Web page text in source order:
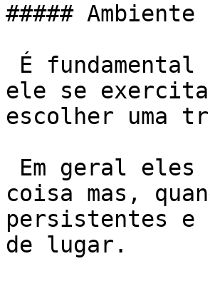
##### Ambiente
ele se
escolher uma
coisa mas,
persistentes
de lugar.